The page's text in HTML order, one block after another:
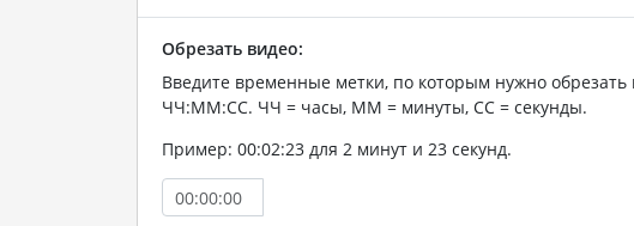
Обрезать видео:
Введите временные метки, по которым нужно
ЧЧ:ММ:СС. ЧЧ = часы, ММ = минуты, СС = секунды.
Пример: 00:02:23 для 2 минут и 23 секунд.